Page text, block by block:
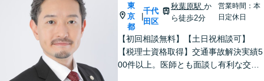
東
京
都
千代
田区
秋葉原駅か
ら徒歩2分
営業時間：本
日定休日
【初回相談無料】【土日祝相談可】
【税理士資格取得】交通事故解決実績5
00件以上。医師とも面談し有利な交渉